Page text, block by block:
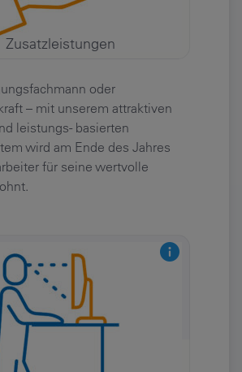
Zusatzleistungen
oder
– mit unserem attraktiven
leistungs- basierten
wird am Ende des Jahres
für seine wertvolle